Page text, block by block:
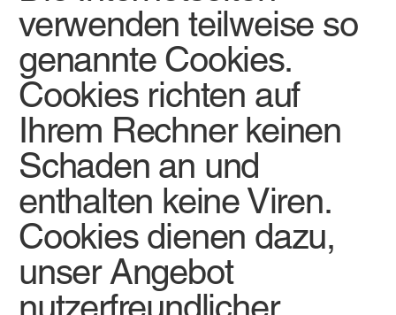
verwenden teilweise so
genannte Cookies.
Cookies richten auf
Ihrem Rechner keinen
Schaden an und
enthalten keine Viren.
Cookies dienen dazu,
unser Angebot